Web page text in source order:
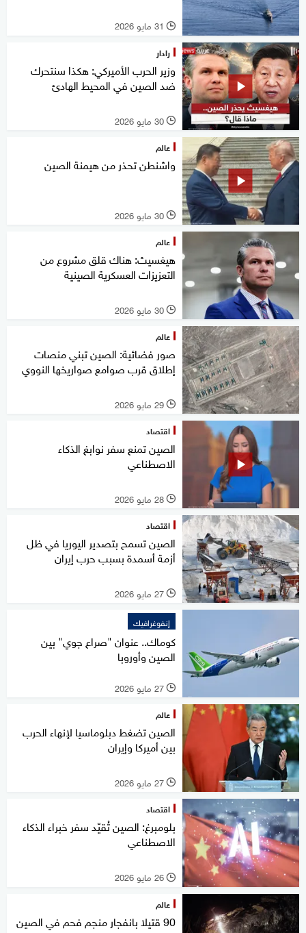
l 31 مايو 2026
رادار
وزير الحرب الأميركي: هكذا سنتحرك
ضد الصين في المحيط الهادئ
l 30 مايو 2026
عالم
واشنطن تحذر من هيمنة الصين
l 30 مايو 2026
عالم
هيغسيث: هناك قلق مشروع من
التعزيزات العسكرية الصينية
l 30 مايو 2026
عالم
صور فضائية: الصين تبني منصات
إطلاق قرب صوامع صواريخها النووي
l 29 مايو 2026
اقتصاد
الصين تمنع سفر نوابغ الذكاء
الاصطناعي
l 28 مايو 2026
اقتصاد
الصين تسمح بتصدير اليوريا في ظل
أزمة أسمدة بسبب حرب إيران
l 27 مايو 2026
إنفوغرافيك
كوماك.. عنوان "صراع جوي" بين
الصين وأوروبا
l 27 مايو 2026
عالم
الصين تضغط دبلوماسيا لإنهاء الحرب
بين أميركا وإيران
l 27 مايو 2026
اقتصاد
بلومبرغ: الصين تُقيّد سفر خبراء الذكاء
الاصطناعي
l 26 مايو 2026
عالم
90 قتيلا بانفجار منجم فحم في الصين